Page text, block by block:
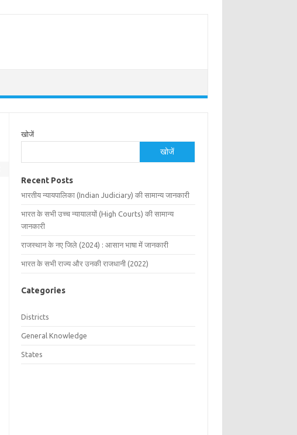
खोजें
खोजें
Recent Posts
भारतीय न्यायपालिका (Indian Judiciary) की सामान्य जानकारी
भारत के सभी उच्च न्यायालयों (High Courts) की सामान्य
जानकारी
राजस्थान के नए जिले (2024) : आसान भाषा में जानकारी
भारत के सभी राज्य और उनकी राजधानी (2022)
Categories
Districts
General Knowledge
States